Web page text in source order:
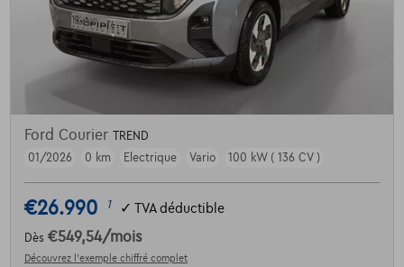
Ford Courier
TREND
01/2026
0 km Electrique Vario 100 kW ( 136 CV )
€26.990 1 ✓ TVA déductible
Dès €549,54/mois
Découvrez l’exemple chiffré complet